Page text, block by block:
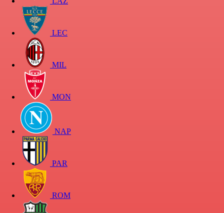
LEC
MIL
MON
NAP
PAR
ROM